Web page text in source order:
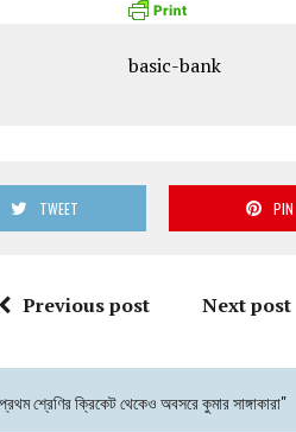
TWEET PIN
Previous post Next post
শ্রেণির ক্রিকেট থেকেও অবসরে কুমার সাঙ্গাকারা"